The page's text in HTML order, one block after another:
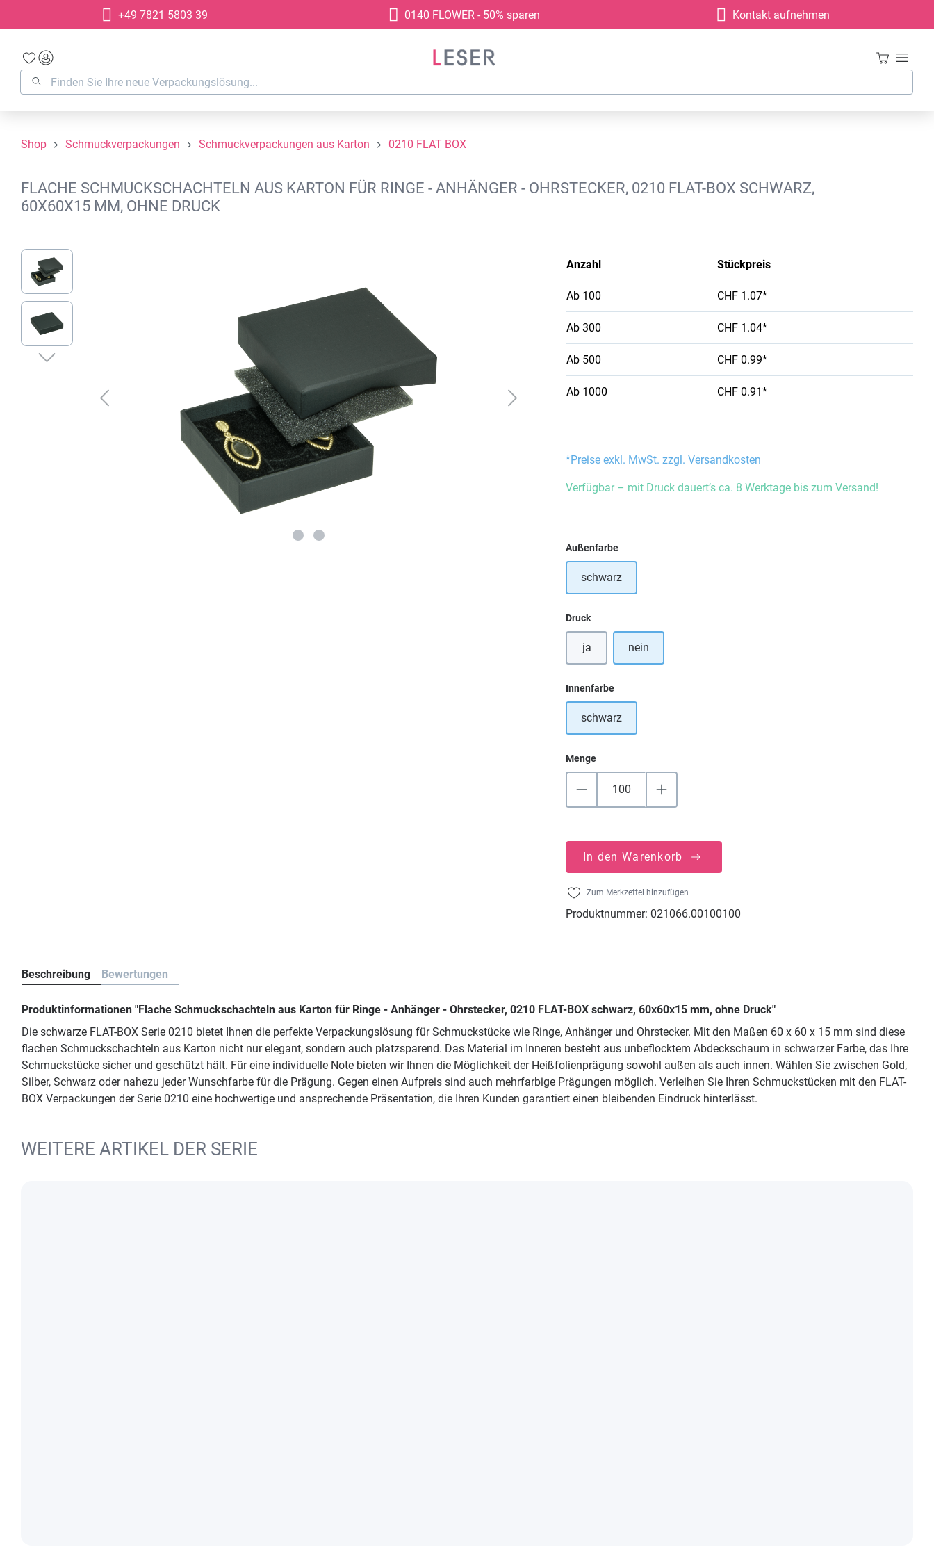
Zur Hauptnavigation springen
+49 7821 5803 39 0140 FLOWER - 50% sparen Kontakt aufnehmen
Shop Schmuckverpackungen Schmuckverpackungen aus Karton 0210 FLAT BOX
FLACHE SCHMUCKSCHACHTELN AUS KARTON FÜR RINGE - ANHÄNGER - OHRSTECKER, 0210 FLAT-BOX SCHWARZ,
60X60X15 MM, OHNE DRUCK
Bildergalerie überspringen
Anzahl Stückpreis
Ab 100 CHF 1.07*
Ab 300 CHF 1.04*
Ab 500 CHF 0.99*
Ab 1000 CHF 0.91*
*Preise exkl. MwSt. zzgl. Versandkosten
Verfügbar – mit Druck dauert’s ca. 8 Werktage bis zum Versand!
Außenfarbeauswählen
schwarz
Druckauswählen
ja nein
Innenfarbeauswählen
schwarz
Menge
In den Warenkorb
Zum Merkzettel hinzufügen
Produktnummer: 021066.00100100
Beschreibung Bewertungen
Produktinformationen "Flache Schmuckschachteln aus Karton für Ringe - Anhänger - Ohrstecker, 0210 FLAT-BOX schwarz, 60x60x15 mm, ohne Druck"
Die schwarze FLAT-BOX Serie 0210 bietet Ihnen die perfekte Verpackungslösung für Schmuckstücke wie Ringe, Anhänger und Ohrstecker. Mit den Maßen 60 x 60 x 15 mm sind diese
flachen Schmuckschachteln aus Karton nicht nur elegant, sondern auch platzsparend. Das Material im Inneren besteht aus unbeflocktem Abdeckschaum in schwarzer Farbe, das Ihre
Schmuckstücke sicher und geschützt hält. Für eine individuelle Note bieten wir Ihnen die Möglichkeit der Heißfolienprägung sowohl außen als auch innen. Wählen Sie zwischen Gold,
Silber, Schwarz oder nahezu jeder Wunschfarbe für die Prägung. Gegen einen Aufpreis sind auch mehrfarbige Prägungen möglich. Verleihen Sie Ihren Schmuckstücken mit den FLAT-
BOX Verpackungen der Serie 0210 eine hochwertige und ansprechende Präsentation, die Ihren Kunden garantiert einen bleibenden Eindruck hinterlässt.
WEITERE ARTIKEL DER SERIE